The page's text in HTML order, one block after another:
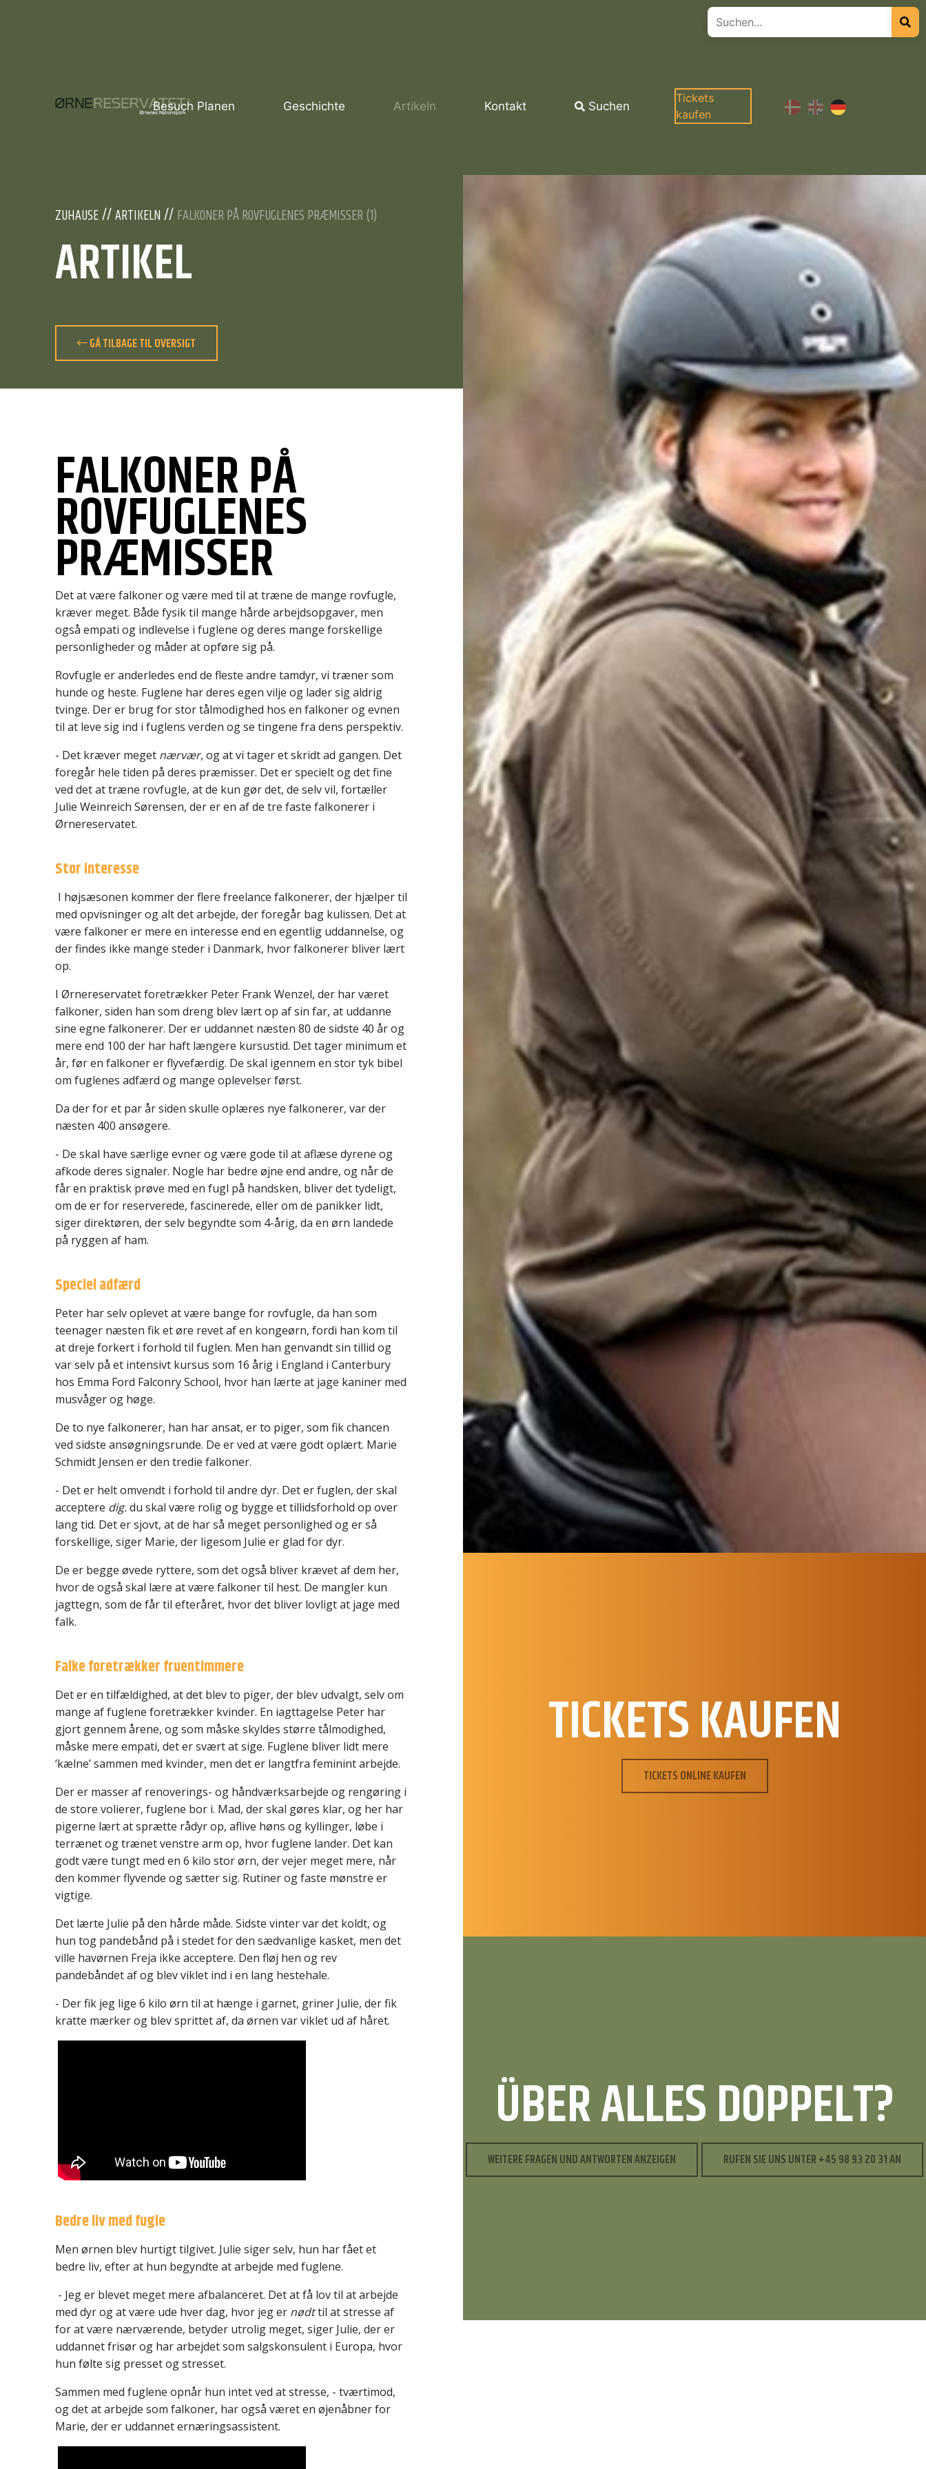
Besuch Planen Geschichte Artikeln Kontakt Suchen
Tickets
kaufen
ZUHAUSE ARTIKELN FALKONER PÅ ROVFUGLENES PRÆMISSER (1)
ARTIKEL
GÅ TILBAGE TIL OVERSIGT
FALKONER PÅ
ROVFUGLENES
PRÆMISSER
Det at være falkoner og være med til at træne de mange rovfugle,
kræver meget. Både fysik til mange hårde arbejdsopgaver, men
også empati og indlevelse i fuglene og deres mange forskellige
personligheder og måder at opføre sig på.
Rovfugle er anderledes end de fleste andre tamdyr, vi træner som
hunde og heste. Fuglene har deres egen vilje og lader sig aldrig
tvinge. Der er brug for stor tålmodighed hos en falkoner og evnen
til at leve sig ind i fuglens verden og se tingene fra dens perspektiv.
- Det kræver meget nærvær, og at vi tager et skridt ad gangen. Det
foregår hele tiden på deres præmisser. Det er specielt og det fine
ved det at træne rovfugle, at de kun gør det, de selv vil, fortæller
Julie Weinreich Sørensen, der er en af de tre faste falkonerer i
Ørnereservatet.
Stor interesse
I højsæsonen kommer der flere freelance falkonerer, der hjælper til
med opvisninger og alt det arbejde, der foregår bag kulissen. Det at
være falkoner er mere en interesse end en egentlig uddannelse, og
der findes ikke mange steder i Danmark, hvor falkonerer bliver lært
op.
I Ørnereservatet foretrækker Peter Frank Wenzel, der har været
falkoner, siden han som dreng blev lært op af sin far, at uddanne
sine egne falkonerer. Der er uddannet næsten 80 de sidste 40 år og
mere end 100 der har haft længere kursustid. Det tager minimum et
år, før en falkoner er flyvefærdig. De skal igennem en stor tyk bibel
om fuglenes adfærd og mange oplevelser først.
Da der for et par år siden skulle oplæres nye falkonerer, var der
næsten 400 ansøgere.
- De skal have særlige evner og være gode til at aflæse dyrene og
afkode deres signaler. Nogle har bedre øjne end andre, og når de
får en praktisk prøve med en fugl på handsken, bliver det tydeligt,
om de er for reserverede, fascinerede, eller om de panikker lidt,
siger direktøren, der selv begyndte som 4-årig, da en ørn landede
på ryggen af ham.
Speciel adfærd
Peter har selv oplevet at være bange for rovfugle, da han som
teenager næsten fik et øre revet af en kongeørn, fordi han kom til
at dreje forkert i forhold til fuglen. Men han genvandt sin tillid og
var selv på et intensivt kursus som 16 årig i England i Canterbury
hos Emma Ford Falconry School, hvor han lærte at jage kaniner med
musvåger og høge.
De to nye falkonerer, han har ansat, er to piger, som fik chancen
ved sidste ansøgningsrunde. De er ved at være godt oplært. Marie
Schmidt Jensen er den tredie falkoner.
- Det er helt omvendt i forhold til andre dyr. Det er fuglen, der skal
acceptere dig.du skal være rolig og bygge et tillidsforhold op over
lang tid. Det er sjovt, at de har så meget personlighed og er så
forskellige, siger Marie, der ligesom Julie er glad for dyr.
De er begge øvede ryttere, som det også bliver krævet af dem her,
hvor de også skal lære at være falkoner til hest. De mangler kun
jagttegn, som de får til efteråret, hvor det bliver lovligt at jage med
falk.
Falke foretrækker fruentimmere
Det er en tilfældighed, at det blev to piger, der blev udvalgt, selv om
mange af fuglene foretrækker kvinder. En iagttagelse Peter har
gjort gennem årene, og som måske skyldes større tålmodighed,
måske mere empati, det er svært at sige. Fuglene bliver lidt mere
‘kælne’ sammen med kvinder, men det er langtfra feminint arbejde.
Der er masser af renoverings- og håndværksarbejde og rengøring i
de store volierer, fuglene bor i. Mad, der skal gøres klar, og her har
pigerne lært at sprætte rådyr op, aflive høns og kyllinger, løbe i
terrænet og trænet venstre arm op, hvor fuglene lander. Det kan
godt være tungt med en 6 kilo stor ørn, der vejer meget mere, når
den kommer flyvende og sætter sig. Rutiner og faste mønstre er
vigtige.
Det lærte Julie på den hårde måde. Sidste vinter var det koldt, og
hun tog pandebånd på i stedet for den sædvanlige kasket, men det
ville havørnen Freja ikke acceptere. Den fløj hen og rev
pandebåndet af og blev viklet ind i en lang hestehale.
- Der fik jeg lige 6 kilo ørn til at hænge i garnet, griner Julie, der fik
kratte mærker og blev sprittet af, da ørnen var viklet ud af håret.
Bedre liv med fugle
Men ørnen blev hurtigt tilgivet. Julie siger selv, hun har fået et
bedre liv, efter at hun begyndte at arbejde med fuglene.
- Jeg er blevet meget mere afbalanceret. Det at få lov til at arbejde
med dyr og at være ude hver dag, hvor jeg er nødttil at stresse af
for at være nærværende, betyder utrolig meget, siger Julie, der er
uddannet frisør og har arbejdet som salgskonsulent i Europa, hvor
hun følte sig presset og stresset.
Sammen med fuglene opnår hun intet ved at stresse, - tværtimod,
og det at arbejde som falkoner, har også været en øjenåbner for
Marie, der er uddannet ernæringsassistent.
TICKETS KAUFEN
TICKETS ONLINE KAUFEN
ÜBER ALLES DOPPELT?
WEITERE FRAGEN UND ANTWORTEN ANZEIGEN RUFEN SIE UNS UNTER +45 98 93 20 31 AN